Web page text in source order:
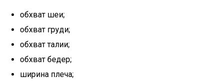
обхват шеи;
обхват груди;
обхват талии;
обхват бедер;
ширина плеча;